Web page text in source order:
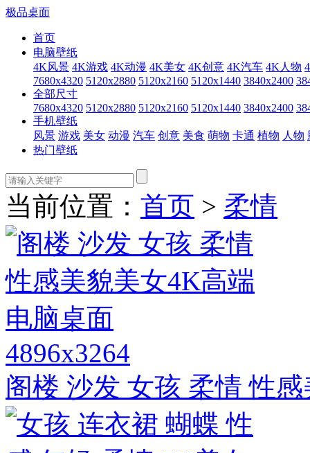
极品桌面
首页
电脑壁纸
4K风景 4K游戏 4K动漫 4K美女 4K创意 4K汽车 4K人物
7680x4320 5120x2880 5120x2160 5120x1440 3840x2400
全部尺寸
7680x4320 5120x2880 5120x2160 5120x1440 3840x2400
手机壁纸
风景 游戏 美女 动漫 汽车 创意 美食 萌物 卡通 植物 人物
热门壁纸
当前位置： 首页 > 柔情
4896x3264
阁楼 沙发 女孩 柔情 性